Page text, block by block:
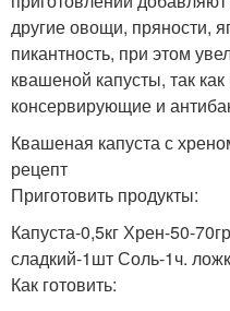
другие овощи, пряности,
пикантность, при этом
квашеной капусты, так
консервирующие и
Квашеная капуста с
рецепт
Приготовить продукты:
Капуста-0,5кг Хрен-50-
сладкий-1шт Соль-1ч.
Как готовить: